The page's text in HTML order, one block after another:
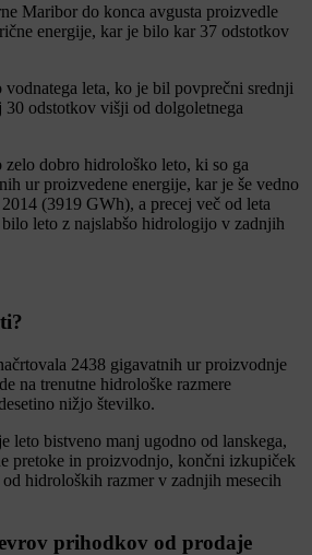
Maribor do konca avgusta proizvedle
energije, kar je bilo kar 37 odstotkov
leta, ko je bil povprečni srednji
30 odstotkov višji od dolgoletnega
dobro hidrološko leto, ki so ga
ur proizvedene energije, kar je še vedno
(3919 GWh), a precej več od leta
leto z najslabšo hidrologijo v zadnjih
2438 gigavatnih ur proizvodnje
na trenutne hidrološke razmere
nižjo številko.
leto bistveno manj ugodno od lanskega,
pretoke in proizvodnjo, končni izkupiček
hidroloških razmer v zadnjih mesecih
prihodkov od prodaje